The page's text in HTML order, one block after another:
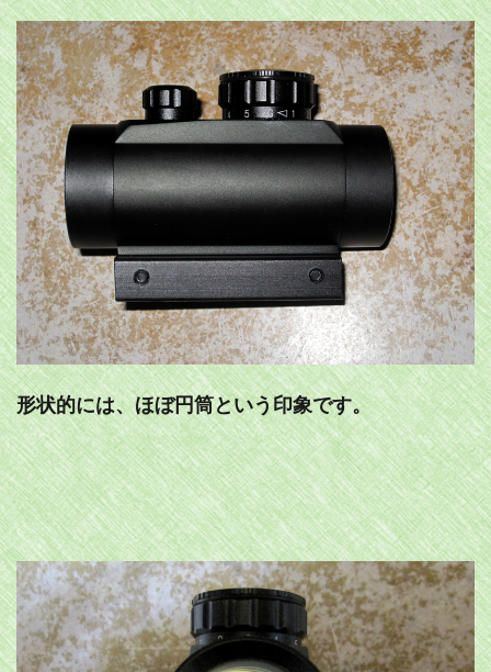
形状的には、ほぼ円筒という印象です。